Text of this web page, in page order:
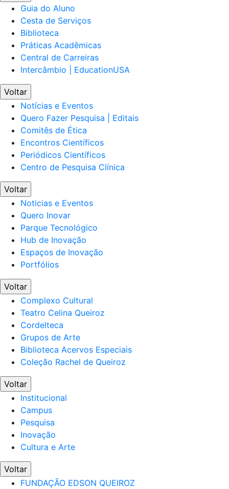
Guia do Aluno
Cesta de Serviços
Biblioteca
Práticas Acadêmicas
Central de Carreiras
Intercâmbio | EducationUSA
Voltar
Notícias e Eventos
Quero Fazer Pesquisa | Editais
Comitês de Ética
Encontros Científicos
Periódicos Científicos
Centro de Pesquisa Clínica
Voltar
Noticias e Eventos
Quero Inovar
Parque Tecnológico
Hub de Inovação
Espaços de Inovação
Portfólios
Voltar
Complexo Cultural
Teatro Celina Queiroz
Cordelteca
Grupos de Arte
Biblioteca Acervos Especiais
Coleção Rachel de Queiroz
Voltar
Institucional
Campus
Pesquisa
Inovação
Cultura e Arte
Voltar
FUNDAÇÃO EDSON QUEIROZ